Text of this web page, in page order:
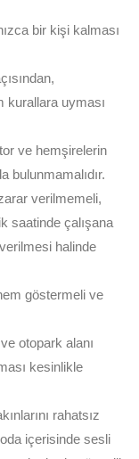
bir kişi kalması
kurallara uyması
ve hemşirelerin
bulunmamalıdır.
verilmemeli,
saatinde çalışana
halinde
göstermeli ve
otopark alanı
kesinlikle
rahatsız
içerisinde sesli